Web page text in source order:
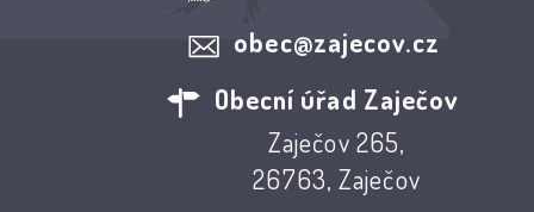
obec@zajecov.cz
Obecní úřad Zaječov
Zaječov 265,
26763, Zaječov